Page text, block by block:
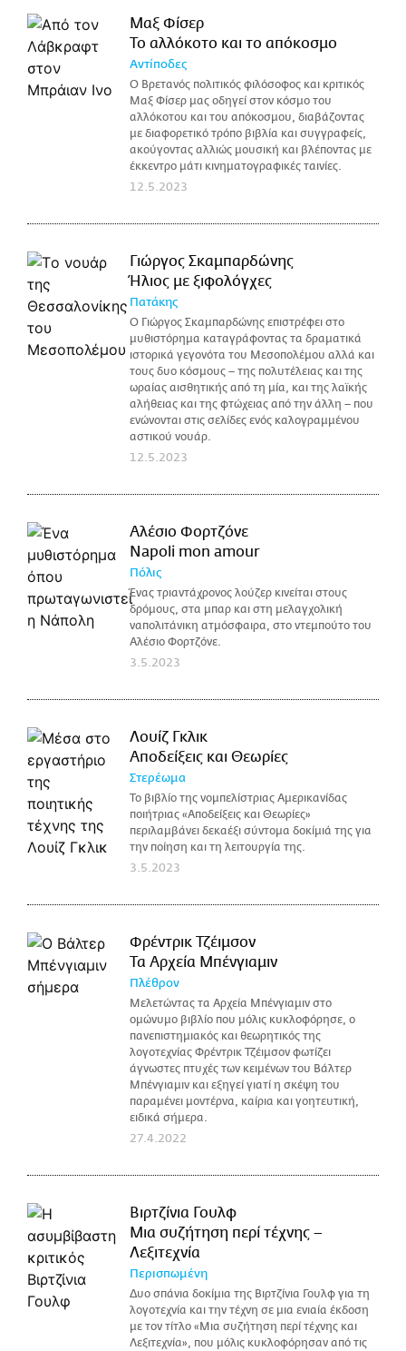
Μαξ Φίσερ
Το αλλόκοτο και το απόκοσμο
Αντίποδες
Ο Βρετανός πολιτικός φιλόσοφος και κριτικός
Μαξ Φίσερ μας οδηγεί στον κόσμο του
αλλόκοτου και του απόκοσμου, διαβάζοντας
με διαφορετικό τρόπο βιβλία και συγγραφείς,
ακούγοντας αλλιώς μουσική και βλέποντας με
έκκεντρο μάτι κινηματογραφικές ταινίες.
12.5.2023
Γιώργος Σκαμπαρδώνης
Ήλιος με ξιφολόγχες
Πατάκης
Ο Γιώργος Σκαμπαρδώνης επιστρέφει στο
μυθιστόρημα καταγράφοντας τα δραματικά
ιστορικά γεγονότα του Μεσοπολέμου αλλά και
τους δυο κόσμους – της πολυτέλειας και της
ωραίας αισθητικής από τη μία, και της λαϊκής
αλήθειας και της φτώχειας από την άλλη – που
ενώνονται στις σελίδες ενός καλογραμμένου
αστικού νουάρ.
12.5.2023
Αλέσιο Φορτζόνε
Napoli mon amour
Πόλις
Ένας τριαντάχρονος λούζερ κινείται στους
δρόμους, στα μπαρ και στη μελαγχολική
ναπολιτάνικη ατμόσφαιρα, στο ντεμπούτο του
Αλέσιο Φορτζόνε.
3.5.2023
Λουίζ Γκλικ
Αποδείξεις και Θεωρίες
Στερέωμα
Το βιβλίο της νομπελίστριας Αμερικανίδας
ποιήτριας «Αποδείξεις και Θεωρίες»
περιλαμβάνει δεκαέξι σύντομα δοκίμιά της για
την ποίηση και τη λειτουργία της.
3.5.2023
Φρέντρικ Τζέιμσον
Τα Αρχεία Μπένγιαμιν
Πλέθρον
Μελετώντας τα Αρχεία Μπένγιαμιν στο
ομώνυμο βιβλίο που μόλις κυκλοφόρησε, ο
πανεπιστημιακός και θεωρητικός της
λογοτεχνίας Φρέντρικ Τζέιμσον φωτίζει
άγνωστες πτυχές των κειμένων του Βάλτερ
Μπένγιαμιν και εξηγεί γιατί η σκέψη του
παραμένει μοντέρνα, καίρια και γοητευτική,
ειδικά σήμερα.
27.4.2022
Βιρτζίνια Γουλφ
Μια συζήτηση περί τέχνης –
Λεξιτεχνία
Περισπωμένη
Δυο σπάνια δοκίμια της Βιρτζίνια Γουλφ για τη
λογοτεχνία και την τέχνη σε μια ενιαία έκδοση
με τον τίτλο «Μια συζήτηση περί τέχνης και
Λεξιτεχνία», που μόλις κυκλοφόρησαν από τις